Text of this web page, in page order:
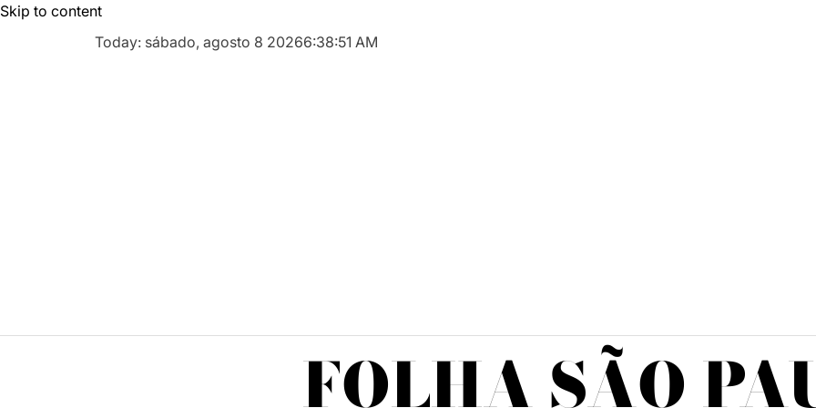
Skip to content
Today: sábado, agosto 8 20266:38:52 AM
FOLHA SÃO